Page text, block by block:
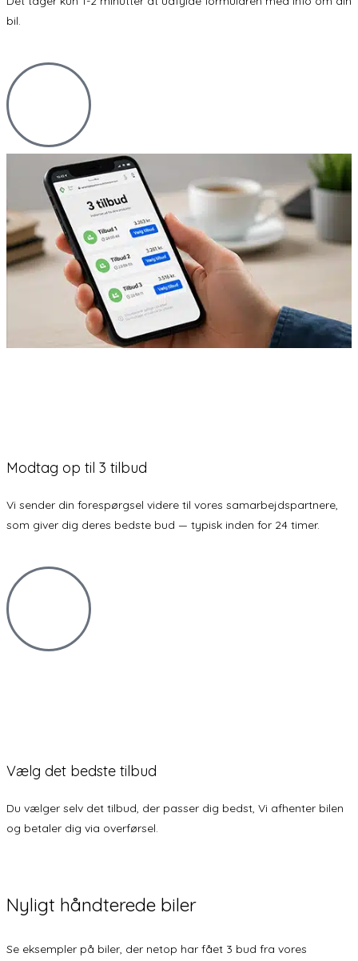
bil.
Modtag op til 3 tilbud
Vi sender din forespørgsel videre til vores samarbejdspartnere,
som giver dig deres bedste bud — typisk inden for 24 timer.
Vælg det bedste tilbud
Du vælger selv det tilbud, der passer dig bedst, Vi afhenter bilen
og betaler dig via overførsel.
Nyligt håndterede biler
Se eksempler på biler, der netop har fået 3 bud fra vores